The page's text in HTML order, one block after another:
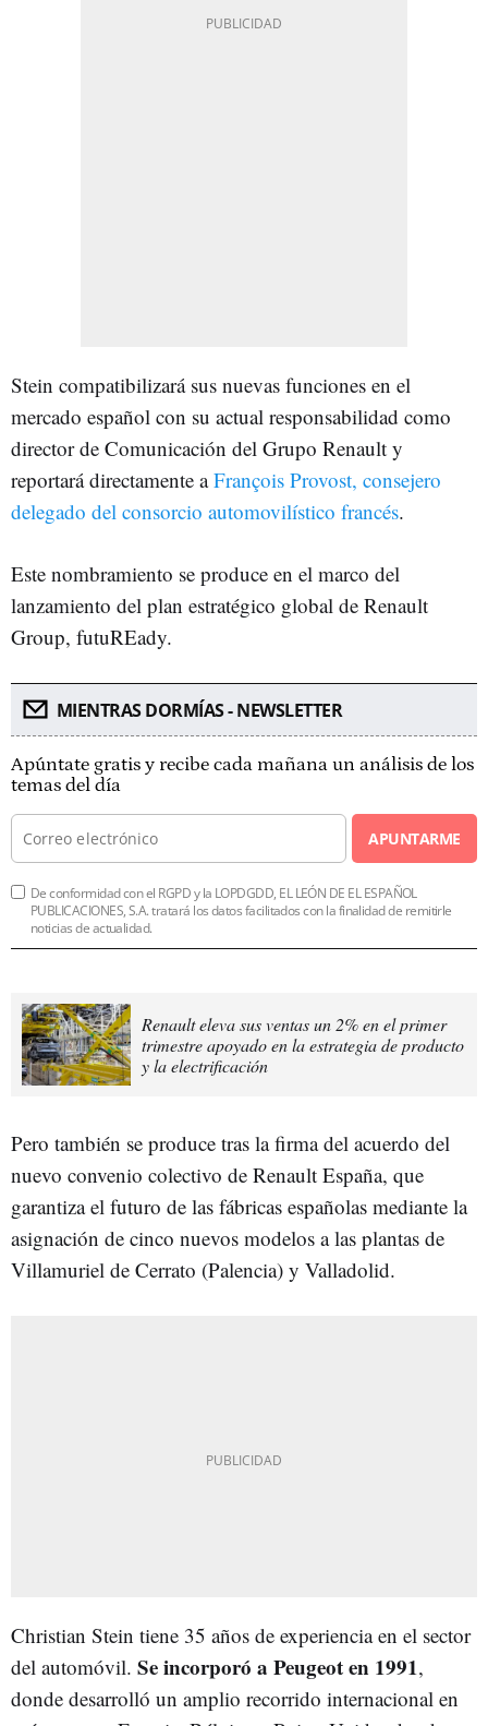
Stein compatibilizará sus nuevas funciones en el
mercado español con su actual responsabilidad como
director de Comunicación del Grupo Renault y
reportará directamente aFrançois Provost, consejero
delegado del consorcio automovilístico francés.
Este nombramiento se produce en el marco del
lanzamiento del plan estratégico global de Renault
Group, futuREady.
MIENTRAS DORMÍAS - NEWSLETTER
Apúntate gratis y recibe cada mañana un análisis de los
temas del día
APUNTARME
De conformidad con el RGPD y la LOPDGDD, EL LEÓN DE EL ESPAÑOL
PUBLICACIONES, S.A. tratará los datos facilitados con la finalidad de remitirle
noticias de actualidad.
Renault eleva sus ventas un 2% en el primer
trimestre apoyado en la estrategia de producto
y la electrificación
Pero también se produce tras la firma del acuerdo del
nuevo convenio colectivo de Renault España, que
garantiza el futuro de las fábricas españolas mediante la
asignación de cinco nuevos modelos a las plantas de
Villamuriel de Cerrato (Palencia) y Valladolid.
Christian Stein tiene 35 años de experiencia en el sector
del automóvil. Se incorporó a Peugeot en 1991,
donde desarrolló un amplio recorrido internacional en